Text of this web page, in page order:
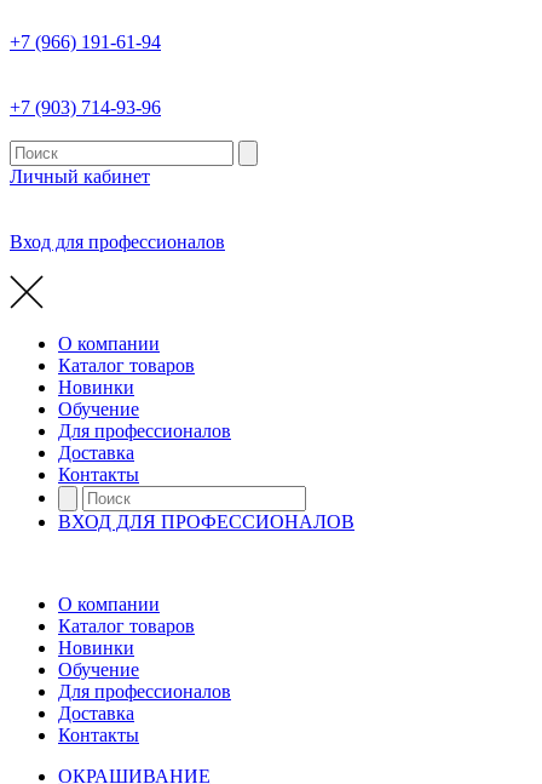
+7 (966) 191-61-94
+7 (903) 714-93-96
Личный кабинет
Вход для профессионалов
О компании
Каталог товаров
Новинки
Обучение
Для профессионалов
Доставка
Контакты
ВХОД ДЛЯ ПРОФЕССИОНАЛОВ
О компании
Каталог товаров
Новинки
Обучение
Для профессионалов
Доставка
Контакты
ОКРАШИВАНИЕ